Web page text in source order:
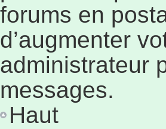
forums en
d’augmenter
administrateur
messages.
Haut